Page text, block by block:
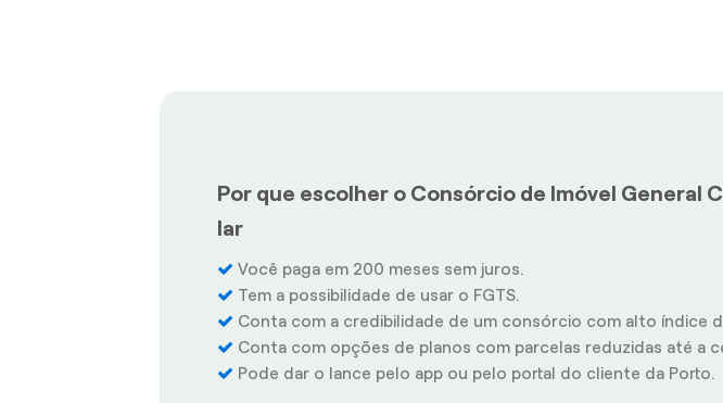
Por que escolher o Consórcio de Imóvel General
lar
Você paga em 200 meses sem juros.
Tem a possibilidade de usar o FGTS.
Conta com a credibilidade de um consórcio com alto índice
Conta com opções de planos com parcelas reduzidas até a
Pode dar o lance pelo app ou pelo portal do cliente da Porto.